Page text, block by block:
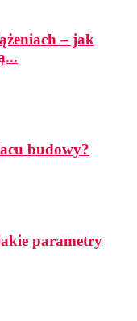
– jak
budowy?
parametry